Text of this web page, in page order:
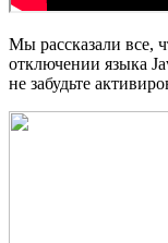
Мы рассказали все,
отключении языка
не забудьте